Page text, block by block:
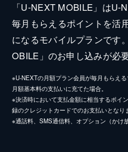
「U-NEXT MOBILE」はU-
毎月もらえるポイントを活
になるモバイルプランです
OBILE」のお申し込みが必
※U-NEXTの月額プラン会員が毎月もらえ
月額基本料の支払いに充てた場合。
※決済時において支払金額に相当するポイ
録のクレジットカードでのお支払いとなり
※通話料、SMS通信料、オプション（かけ